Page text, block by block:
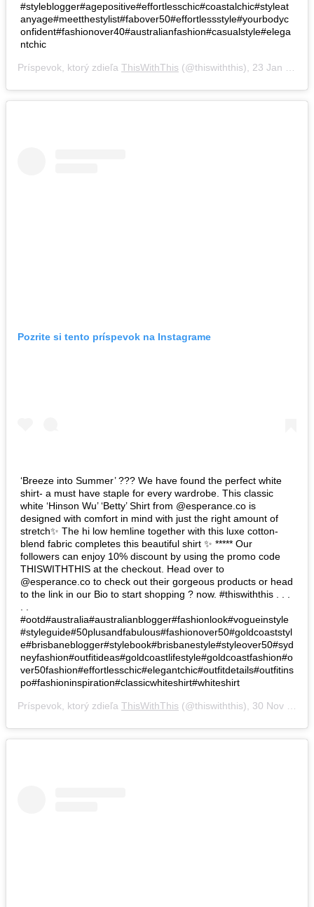
#styleblogger#agepositive#effortlesschic#coastalchic#styleat
anyage#meetthestylist#fabover50#effortlessstyle#yourbodyc
onfident#fashionover40#australianfashion#casualstyle#elega
ntchic
Príspevok, ktorý zdieľa ThisWithThis (@thiswiththis), 23 Jan 2019 o 11:27 PST
Pozrite si tento príspevok na Instagrame
‘Breeze into Summer’ ??? We have found the perfect white
shirt- a must have staple for every wardrobe. This classic
white ‘Hinson Wu’ ‘Betty’ Shirt from @esperance.co is
designed with comfort in mind with just the right amount of
stretch✨ The hi low hemline together with this luxe cotton-
blend fabric completes this beautiful shirt ✨ ***** Our
followers can enjoy 10% discount by using the promo code
THISWITHTHIS at the checkout. Head over to
@esperance.co to check out their gorgeous products or head
to the link in our Bio to start shopping ? now. #thiswiththis . . .
. .
#ootd#australia#australianblogger#fashionlook#vogueinstyle
#styleguide#50plusandfabulous#fashionover50#goldcoaststyl
e#brisbaneblogger#stylebook#brisbanestyle#styleover50#syd
neyfashion#outfitideas#goldcoastlifestyle#goldcoastfashion#o
ver50fashion#effortlesschic#elegantchic#outfitdetails#outfitins
po#fashioninspiration#classicwhiteshirt#whiteshirt
Príspevok, ktorý zdieľa ThisWithThis (@thiswiththis), 30 Nov 2018 o 11:25 PST